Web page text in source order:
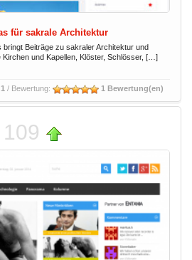
für sakrale Architektur
bringt Beiträge zu sakraler Architektur und
und Kapellen, Klöster, Schlösser, […]
1 / Bewertung: 1 Bewertung(en)
109